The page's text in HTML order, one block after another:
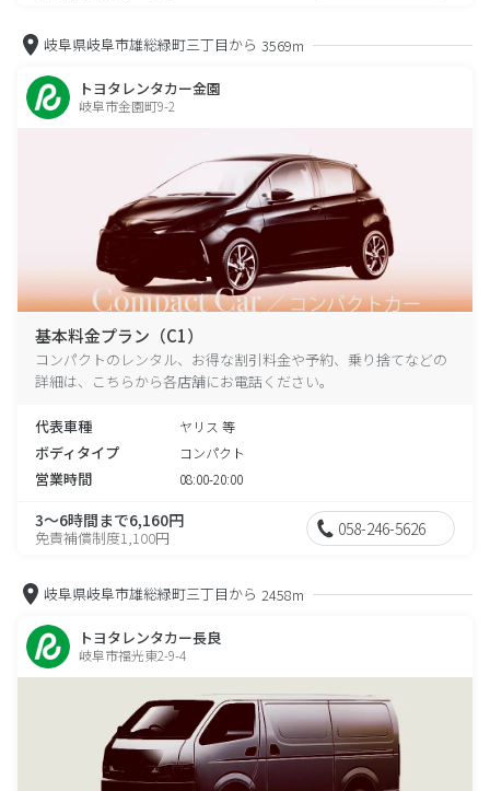
岐阜県岐阜市雄総緑町三丁目から 3569m
トヨタレンタカー金園
岐阜市金園町9-2
基本料金プラン（C1）
コンパクトのレンタル、お得な割引料金や予約、乗り捨てなどの
詳細は、こちらから各店舗にお電話ください。
代表車種 ヤリス 等
ボディタイプ コンパクト
営業時間 08:00-20:00
3～6時間まで6,160円
免責補償制度1,100円 058-246-5626
岐阜県岐阜市雄総緑町三丁目から 2458m
トヨタレンタカー長良
岐阜市福光東2-9-4